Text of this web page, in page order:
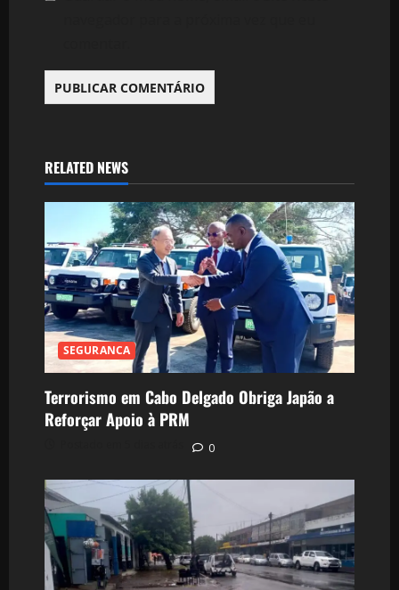
RELATED NEWS
SEGURANCA
Terrorismo em Cabo Delgado Obriga Japão a
Reforçar Apoio à PRM
0